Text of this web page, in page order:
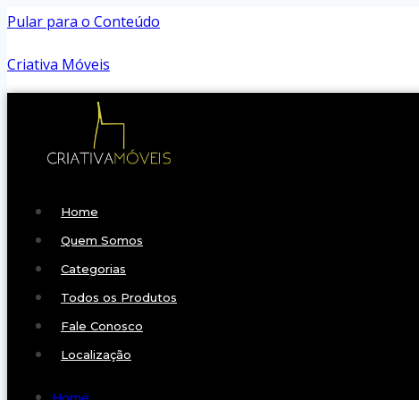
Pular para o Conteúdo
Criativa Móveis
Home
Quem Somos
Categorias
Todos os Produtos
Fale Conosco
Localização